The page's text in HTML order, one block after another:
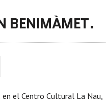
BENIMÀMET.
en el Centro Cultural La Nau,